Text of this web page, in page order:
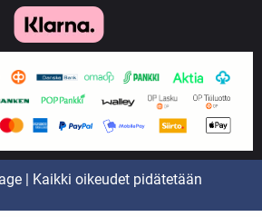
| Kaikki oikeudet pidätetään